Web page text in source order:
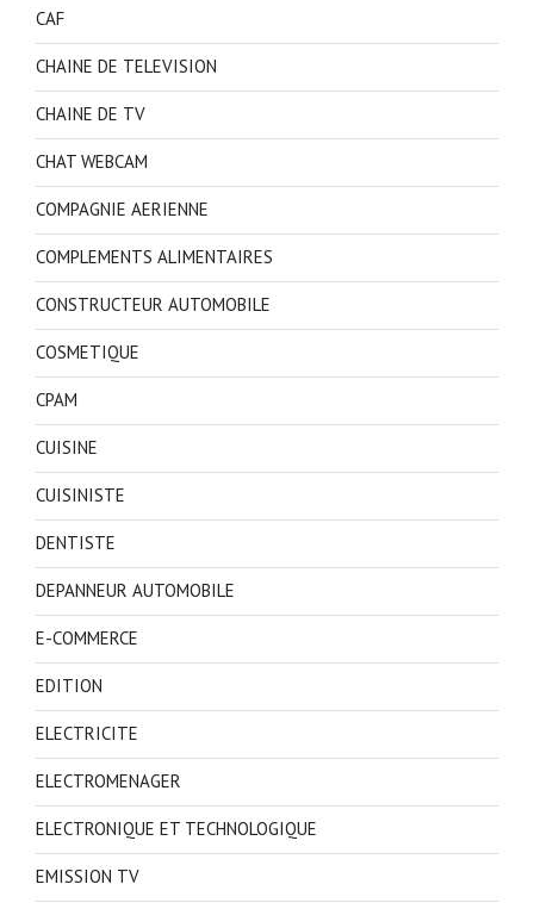
CAF
CHAINE DE TELEVISION
CHAINE DE TV
CHAT WEBCAM
COMPAGNIE AERIENNE
COMPLEMENTS ALIMENTAIRES
CONSTRUCTEUR AUTOMOBILE
COSMETIQUE
CPAM
CUISINE
CUISINISTE
DENTISTE
DEPANNEUR AUTOMOBILE
E-COMMERCE
EDITION
ELECTRICITE
ELECTROMENAGER
ELECTRONIQUE ET TECHNOLOGIQUE
EMISSION TV